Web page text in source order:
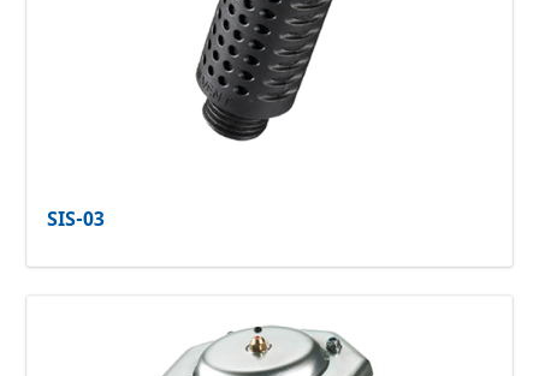
SIS-03